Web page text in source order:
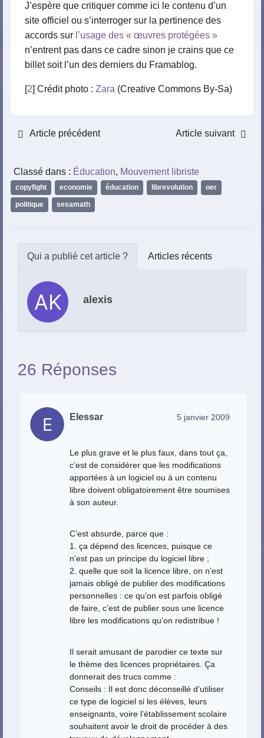
J’espère que critiquer comme ici le contenu d’un
site officiel ou s’interroger sur la pertinence des
accords sur l’usage des « œuvres protégées »
n’entrent pas dans ce cadre sinon je crains que ce
billet soit l’un des derniers du Framablog.
[2] Crédit photo : Zara (Creative Commons By-Sa)
Article précédent Article suivant
Classé dans : Éducation, Mouvement libriste
copyfight economie éducation librevolution oer
politique sesamath
Articles récents
alexis
26 Réponses
Elessar 5 janvier 2009
Le plus grave et le plus faux, dans tout ça,
c’est de considérer que les modifications
apportées à un logiciel ou à un contenu
libre doivent obligatoirement être soumises
à son auteur.
C’est absurde, parce que :
1. ça dépend des licences, puisque ce
n’est pas un principe du logiciel libre ;
2. quelle que soit la licence libre, on n’est
jamais obligé de publier des modifications
personnelles : ce qu’on est parfois obligé
de faire, c’est de publier sous une licence
libre les modifications qu’on redistribue !
Il serait amusant de parodier ce texte sur
le thème des licences propriétaires. Ça
donnerait des trucs comme :
Conseils : Il est donc déconseillé d’utiliser
ce type de logiciel si les élèves, leurs
enseignants, voire l’établissement scolaire
souhaitent avoir le droit de procéder à des